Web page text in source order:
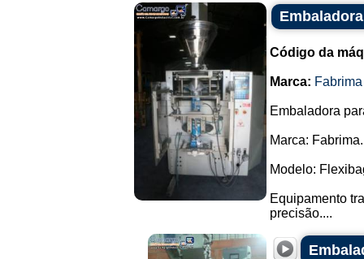
Código da
Marca: Fabrima
Embaladora
Marca: Fabrima.
Modelo:
Equipamento
precisão....